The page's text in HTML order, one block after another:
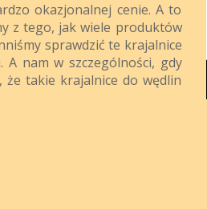
okazjonalnej cenie. A to
z tego, jak wiele produktów
sprawdzić te krajalnice
nam w szczególności, gdy
że takie krajalnice do wędlin